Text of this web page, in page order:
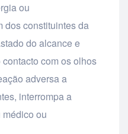
ou
dos constituintes da
do alcance e
com os olhos
adversa a
interrompa a
ou